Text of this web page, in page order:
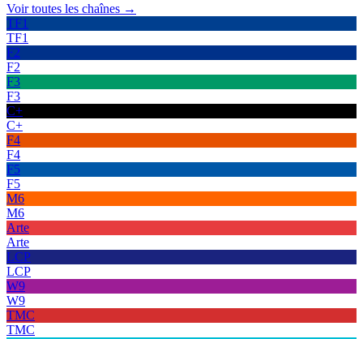
Voir toutes les chaînes →
TF1
TF1
F2
F2
F3
F3
C+
C+
F4
F4
F5
F5
M6
M6
Arte
Arte
LCP
LCP
W9
W9
TMC
TMC